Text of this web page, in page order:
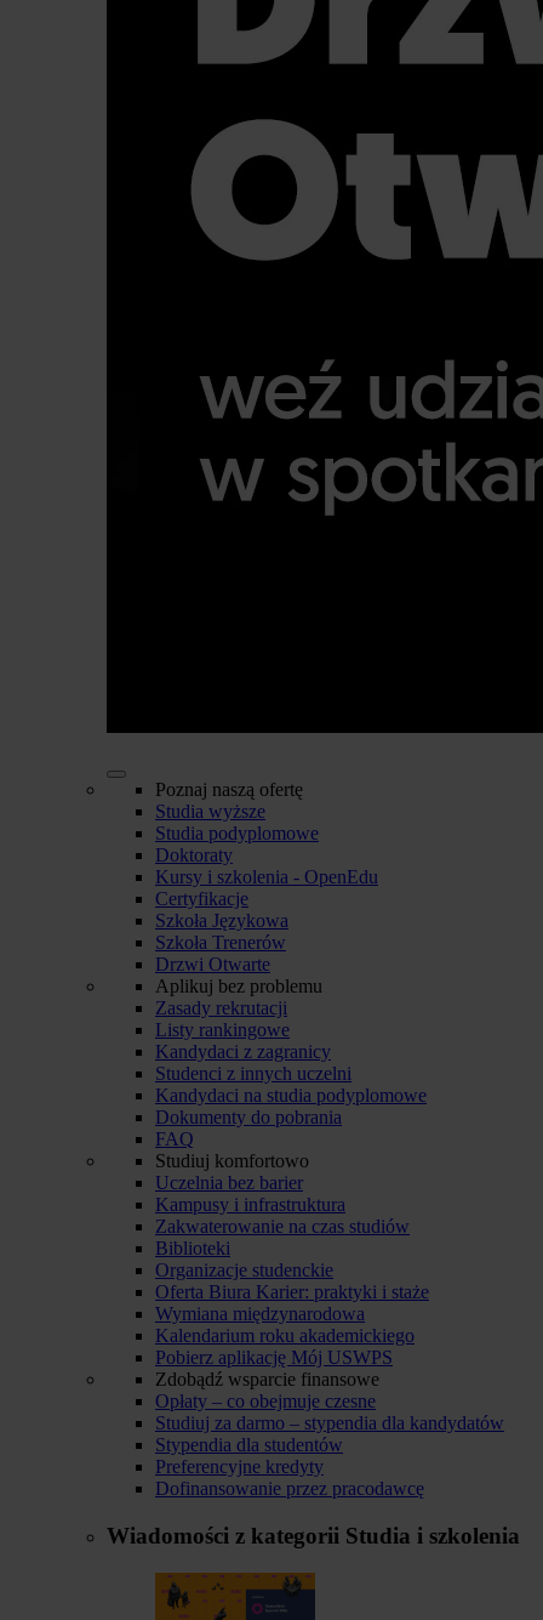
Poznaj naszą ofertę
Studia wyższe
Studia podyplomowe
Doktoraty
Kursy i szkolenia - OpenEdu
Certyfikacje
Szkoła Językowa
Szkoła Trenerów
Drzwi Otwarte
Aplikuj bez problemu
Zasady rekrutacji
Listy rankingowe
Kandydaci z zagranicy
Studenci z innych uczelni
Kandydaci na studia podyplomowe
Dokumenty do pobrania
FAQ
Studiuj komfortowo
Uczelnia bez barier
Kampusy i infrastruktura
Zakwaterowanie na czas studiów
Biblioteki
Organizacje studenckie
Oferta Biura Karier: praktyki i staże
Wymiana międzynarodowa
Kalendarium roku akademickiego
Pobierz aplikację Mój USWPS
Zdobądź wsparcie finansowe
Opłaty – co obejmuje czesne
Studiuj za darmo – stypendia dla kandydatów
Stypendia dla studentów
Preferencyjne kredyty
Dofinansowanie przez pracodawcę
Wiadomości z kategorii Studia i szkolenia